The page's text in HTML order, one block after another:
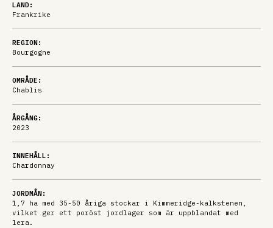
LAND:
Frankrike
REGION:
Bourgogne
OMRÅDE:
Chablis
ÅRGÅNG:
2023
INNEHÅLL:
Chardonnay
JORDMÅN:
1,7 ha med 35-50 åriga stockar i Kimmeridge-kalkstenen,
vilket ger ett poröst jordlager som är uppblandat med
lera.